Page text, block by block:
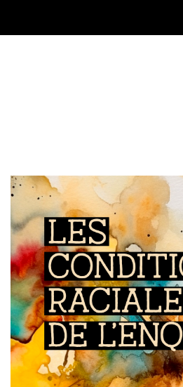
Image de couverture